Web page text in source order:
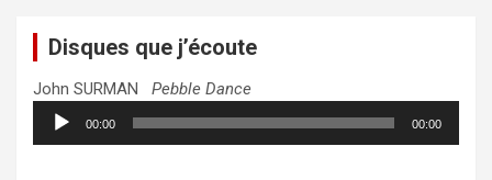
Disques que j’écoute
John SURMAN Pebble Dance
Lecteur
audio
00:00 00:00